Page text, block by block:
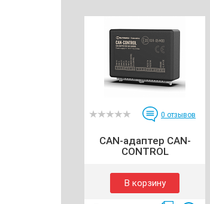
0 отзывов
CAN-адаптер CAN-
CONTROL
В корзину